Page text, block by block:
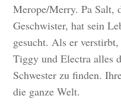
Merope/Merry. Pa Salt,
Geschwister, hat sein
gesucht. Als er
Tiggy und Electra alles
Schwester zu finden.
die ganze Welt.